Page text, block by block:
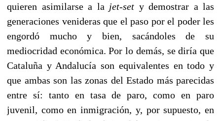
quieren asimilarse a la jet-set y demostrar a las
generaciones venideras que el paso por el poder les
engordó mucho y bien, sacándoles de su
mediocridad económica. Por lo demás, se diría que
Cataluña y Andalucía son equivalentes en todo y
que ambas son las zonas del Estado más parecidas
entre sí: tanto en tasa de paro, como en paro
juvenil, como en inmigración, y, por supuesto, en